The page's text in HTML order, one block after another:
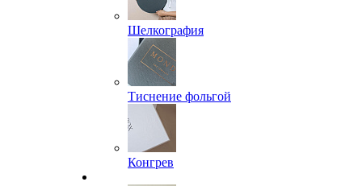
Шелкография
Тиснение фольгой
Конгрев